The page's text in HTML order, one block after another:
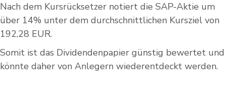
Nach dem Kursrücksetzer notiert die SAP-Aktie um
über 14% unter dem durchschnittlichen Kursziel von
192,28 EUR.
Somit ist das Dividendenpapier günstig bewertet und
könnte daher von Anlegern wiederentdeckt werden.